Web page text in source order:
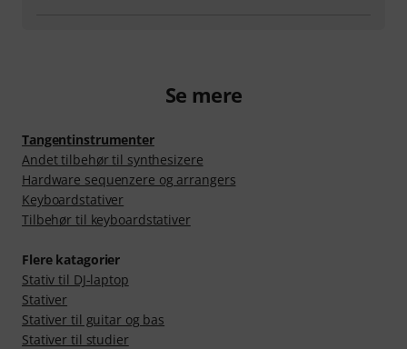
Se mere
Tangentinstrumenter
Andet tilbehør til synthesizere
Hardware sequenzere og arrangers
Keyboardstativer
Tilbehør til keyboardstativer
Flere katagorier
Stativ til DJ-laptop
Stativer
Stativer til guitar og bas
Stativer til studier